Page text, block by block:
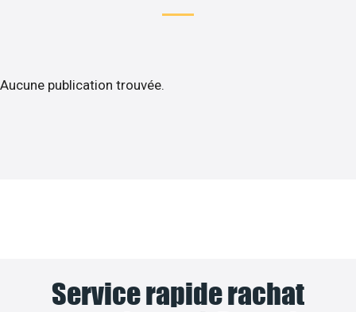
Aucune publication trouvée.
Service rapide rachat